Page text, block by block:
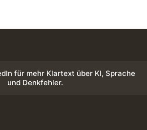
für mehr Klartext über KI, Sprache
und Denkfehler.